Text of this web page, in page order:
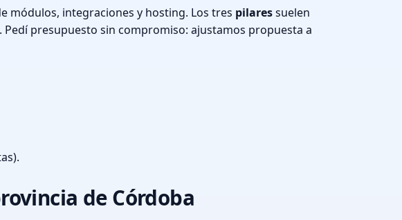
módulos, integraciones y hosting. Los tres pilaressuelen
Pedí presupuesto sin compromiso: ajustamos propuesta a
de Córdoba